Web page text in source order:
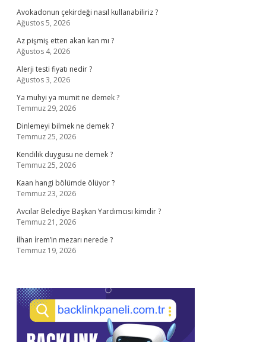
Avokadonun çekirdeği nasıl kullanabiliriz ?
Ağustos 5, 2026
Az pişmiş etten akan kan mı ?
Ağustos 4, 2026
Alerji testi fiyatı nedir ?
Ağustos 3, 2026
Ya muhyi ya mumit ne demek ?
Temmuz 29, 2026
Dinlemeyi bilmek ne demek ?
Temmuz 25, 2026
Kendilik duygusu ne demek ?
Temmuz 25, 2026
Kaan hangi bölümde ölüyor ?
Temmuz 23, 2026
Avcılar Belediye Başkan Yardımcısı kimdir ?
Temmuz 21, 2026
İlhan İrem’in mezarı nerede ?
Temmuz 19, 2026